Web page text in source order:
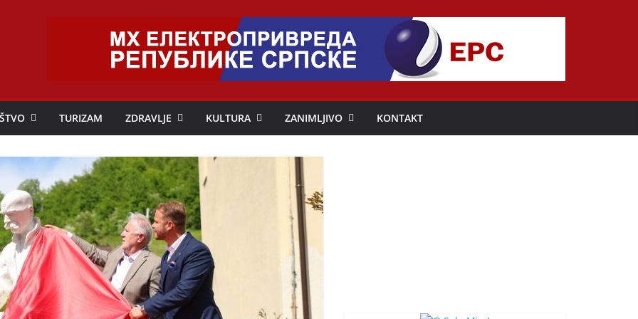
TURIZAM ZDRAVLJE KULTURA ZANIMLJIVO KONTAKT